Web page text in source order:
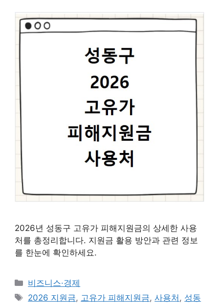
2026년 성동구 고유가 피해지원금의 상세한 사용
처를 총정리합니다. 지원금 활용 방안과 관련 정보
를 한눈에 확인하세요.
카
테
비즈니스·경제
태
2026 지원금, 고유가 피해지원금,사용처 , 성동